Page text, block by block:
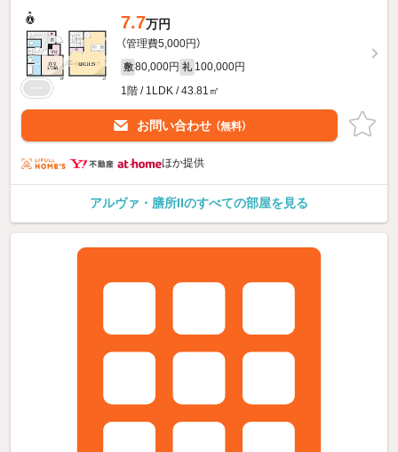
7.7万円
（管理費5,000円）
敷 80,000円 礼 100,000円
1階 / 1LDK / 43.81㎡
お問い合わせ （無料）
ほか提供
アルヴァ・膳所IIのすべての部屋を見る